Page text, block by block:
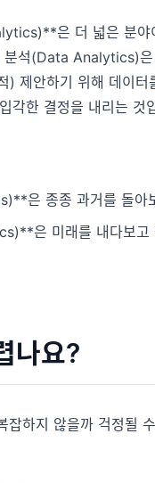
은 더 넓은 분야
석(Data Analytics)은
) 제안하기 위해 데이터
각한 결정을 내리는 것
은 종종 과거를 돌아
은 미래를 내다보고
나요?
잡하지 않을까 걱정될